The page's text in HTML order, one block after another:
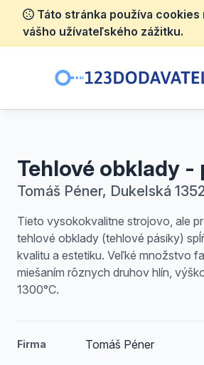
Táto stránka používa cookies
vášho užívateľského zážitku.
Tehlové obklady -
Tomáš Péner, Dukelská
Tieto vysokokvalitne strojovo, ale
tehlové obklady (tehlové pásiky)
kvalitu a estetiku. Veľké množstvo
miešaním rôznych druhov hlín,
1300°C.
Firma Tomáš Péner